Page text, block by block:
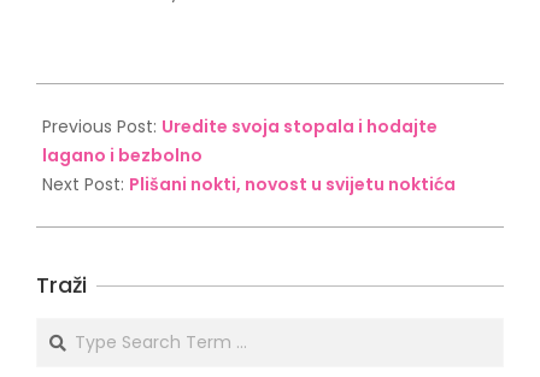
02-
14
Previous Post: Uredite svoja stopala i hodajte
lagano i bezbolno
Next Post: Plišani nokti, novost u svijetu noktića
Traži
Search